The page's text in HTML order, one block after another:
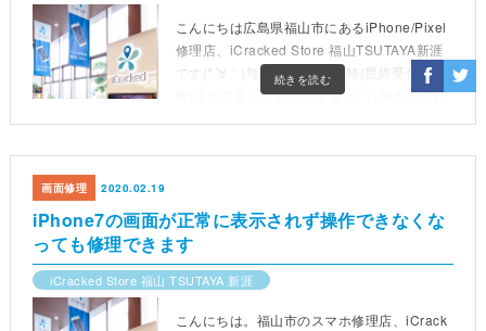
続きを読む
こんにちは広島県福山市にあるiPhone/Pixel
修理店、iCracked Store 福山TSUTAYA新涯
です(*´∀｀)毎日10時から19時(最終受付18
時)まで営業しております٩( ‘ω’ )و画面が割れ
iPhone7の画面が正常に表示されず操作できなくな
っても修理できます
画面修理 2020.02.19
iCracked Store 福山 TSUTAYA 新涯
こんにちは。福山市のスマホ修理店、iCrack